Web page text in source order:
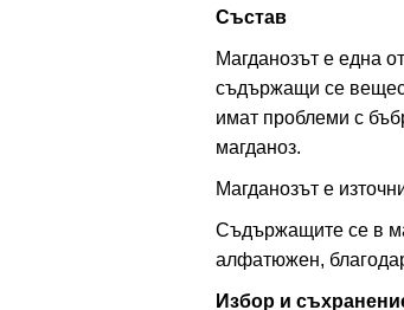
Състав
Магданозът е една
съдържащи се
имат проблеми с
магданоз.
Магданозът е
Съдържащите се в
алфатюжен,
Избор и